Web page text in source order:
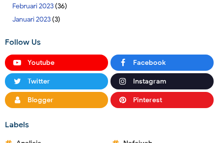
Februari 2023(36)
Januari 2023(3)
Follow Us
Youtube Facebook
Twitter Instagram
Blogger Pinterest
Labels